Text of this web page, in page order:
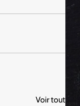
Voir tout